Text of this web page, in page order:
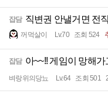
잡담 직변권 안낼거면 전
꺼먹살이 Lv.70 조회 524
잡담 아~~!! 게임이 망해
벼랑위의당뇨 Lv.64 조회 501